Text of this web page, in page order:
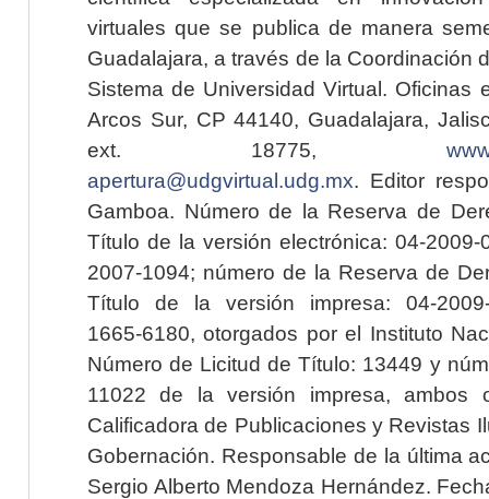
virtuales que se publica de manera
Guadalajara, a través de la Coordinación
Sistema de Universidad Virtual. Oficinas
Arcos Sur, CP 44140, Guadalajara,
ext. 18775,
apertura@udgvirtual.udg.mx. Editor
Gamboa. Número de la Reserva de
Título de la versión electrónica: 04-2009-
2007-1094; número de la Reserva de
Título de la versión impresa: 04-2009-
1665-6180, otorgados por el Instituto
Número de Licitud de Título: 13449 y
11022 de la versión impresa, ambos
Calificadora de Publicaciones y Revistas
Gobernación. Responsable de la última
Sergio Alberto Mendoza Hernández.